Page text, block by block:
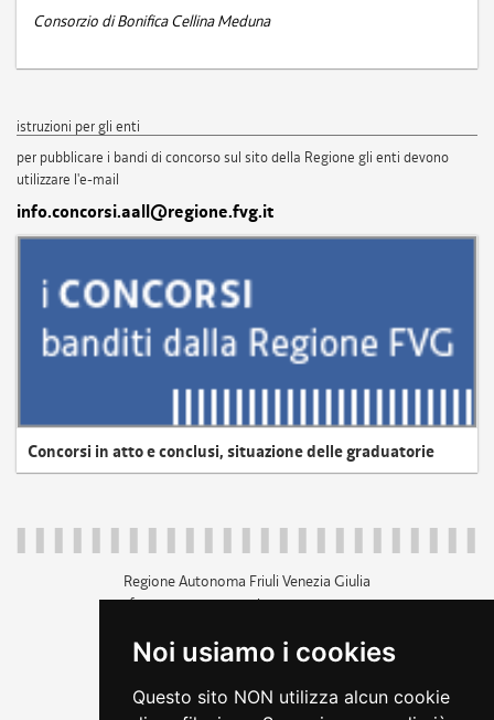
Noi usiamo i cookies
Questo sito NON utilizza alcun cookie
Consorzio di Bonifica Cellina Meduna
istruzioni per gli enti
per pubblicare i bandi di concorso sul sito della Regione gli enti devono
utilizzare l'e-mail
info.concorsi.aall@regione.fvg.it
Concorsi in atto e conclusi, situazione delle graduatorie
Regione Autonoma Friuli Venezia Giulia
c.f. 80014930327; p.iva 00526040324
+39 040 3771111